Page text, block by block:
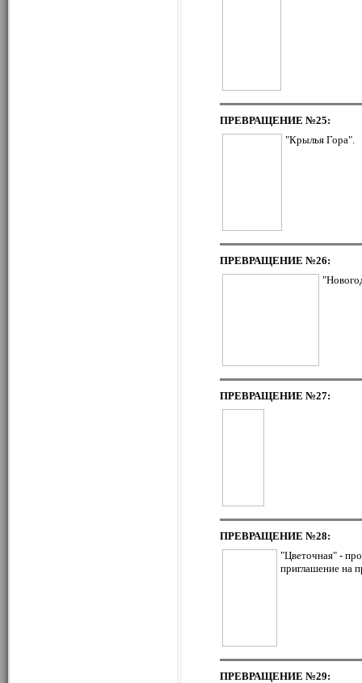
ПРЕВРАЩЕНИЕ №25:
"Крылья Гора".
ПРЕВРАЩЕНИЕ №26:
ПРЕВРАЩЕНИЕ №27:
ПРЕВРАЩЕНИЕ №28:
"Цветочная" -
приглашение на
ПРЕВРАЩЕНИЕ №29: